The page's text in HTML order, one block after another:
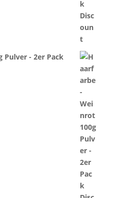
Pulver - 2er Pack